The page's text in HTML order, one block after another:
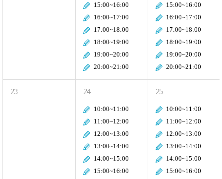
15:00~16:00
16:00~17:00
17:00~18:00
18:00~19:00
19:00~20:00
20:00~21:00
15:00~16:00
16:00~17:00
17:00~18:00
18:00~19:00
19:00~20:00
20:00~21:00
23 24
10:00~11:00
11:00~12:00
12:00~13:00
13:00~14:00
14:00~15:00
15:00~16:00
25
10:00~11:00
11:00~12:00
12:00~13:00
13:00~14:00
14:00~15:00
15:00~16:00